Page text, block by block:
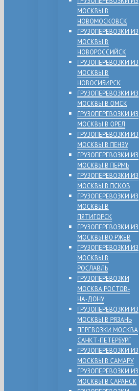
МОСКВЫ В
НОВОМОСКОВСК
ГРУЗОПЕРЕВОЗКИ ИЗ
МОСКВЫ В
НОВОРОССИЙСК
ГРУЗОПЕРЕВОЗКИ ИЗ
МОСКВЫ В
НОВОСИБИРСК
ГРУЗОПЕРЕВОЗКИ ИЗ
МОСКВЫ В ОМСК
ГРУЗОПЕРЕВОЗКИ ИЗ
МОСКВЫ В ОРЕЛ
ГРУЗОПЕРЕВОЗКИ ИЗ
МОСКВЫ В ПЕНЗУ
ГРУЗОПЕРЕВОЗКИ ИЗ
МОСКВЫ В ПЕРМЬ
ГРУЗОПЕРЕВОЗКИ ИЗ
МОСКВЫ В ПСКОВ
ГРУЗОПЕРЕВОЗКИ ИЗ
МОСКВЫ В
ПЯТИГОРСК
ГРУЗОПЕРЕВОЗКИ ИЗ
МОСКВЫ ВО РЖЕВ
ГРУЗОПЕРЕВОЗКИ ИЗ
МОСКВЫ В
РОСЛАВЛЬ
ГРУЗОПЕРЕВОЗКИ
МОСКВА РОСТОВ-
НА-ДОНУ
ГРУЗОПЕРЕВОЗКИ ИЗ
МОСКВЫ В РЯЗАНЬ
ПЕРЕВОЗКИ МОСКВА
САНКТ-ПЕТЕРБУРГ
ГРУЗОПЕРЕВОЗКИ ИЗ
МОСКВЫ В САМАРУ
ГРУЗОПЕРЕВОЗКИ ИЗ
МОСКВЫ В САРАНСК